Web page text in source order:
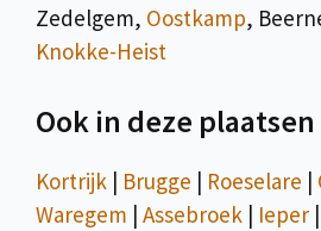
Zedelgem, Oostkamp,
Knokke-Heist
Ook in deze
Kortrijk | Brugge | Roeselare |
Waregem | Assebroek | Ieper |